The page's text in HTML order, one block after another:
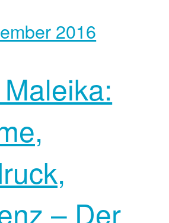
2016
– Der